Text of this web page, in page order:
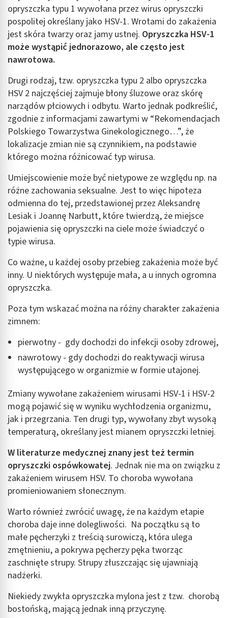
opryszczka typu 1 wywołana przez wirus opryszczki
pospolitej określany jako HSV-1. Wrotami do zakażenia
jest skóra twarzy oraz jamy ustnej. Opryszczka HSV-1
może wystąpić jednorazowo, ale często jest
nawrotowa.
Drugi rodzaj, tzw. opryszczka typu 2 albo opryszczka
HSV 2 najczęściej zajmuje błony śluzowe oraz skórę
narządów płciowych i odbytu. Warto jednak podkreślić,
zgodnie z informacjami zawartymi w “Rekomendacjach
Polskiego Towarzystwa Ginekologicznego…”, że
lokalizacje zmian nie są czynnikiem, na podstawie
którego można różnicować typ wirusa.
Umiejscowienie może być nietypowe ze względu np. na
różne zachowania seksualne. Jest to więc hipoteza
odmienna do tej, przedstawionej przez Aleksandrę
Lesiak i Joannę Narbutt, które twierdzą, że miejsce
pojawienia się opryszczki na ciele może świadczyć o
typie wirusa.
Co ważne, u każdej osoby przebieg zakażenia może być
inny. U niektórych występuje mała, a u innych ogromna
opryszczka.
Poza tym wskazać można na różny charakter zakażenia
zimnem:
pierwotny - gdy dochodzi do infekcji osoby zdrowej,
nawrotowy - gdy dochodzi do reaktywacji wirusa
występującego w organizmie w formie utajonej.
Zmiany wywołane zakażeniem wirusami HSV-1 i HSV-2
mogą pojawić się w wyniku wychłodzenia organizmu,
jak i przegrzania. Ten drugi typ, wywołany zbyt wysoką
temperaturą, określany jest mianem opryszczki letniej.
W literaturze medycznej znany jest też termin
opryszczki ospówkowatej. Jednak nie ma on związku z
zakażeniem wirusem HSV. To choroba wywołana
promieniowaniem słonecznym.
Warto również zwrócić uwagę, że na każdym etapie
choroba daje inne dolegliwości. Na początku są to
małe pęcherzyki z treścią surowiczą, która ulega
zmętnieniu, a pokrywa pęcherzy pęka tworząc
zaschnięte strupy. Strupy złuszczając się ujawniają
nadżerki.
Niekiedy zwykła opryszczka mylona jest z tzw. chorobą
bostońską, mającą jednak inną przyczynę.